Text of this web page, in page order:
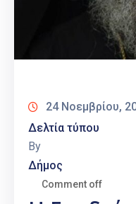
24 Νοεμβρίου,
Δελτία τύπου
By
Δήμος
Comment off